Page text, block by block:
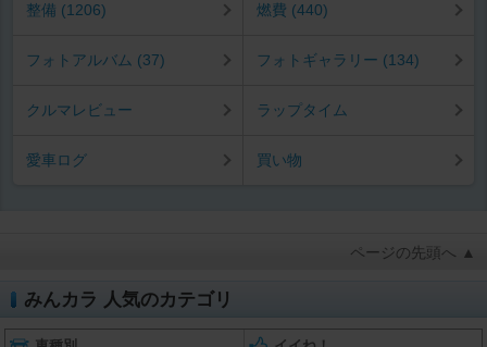
整備 (1206) 燃費 (440)
フォトアルバム (37) フォトギャラリー (134)
クルマレビュー ラップタイム
愛車ログ 買い物
ページの先頭へ ▲
みんカラ 人気のカテゴリ